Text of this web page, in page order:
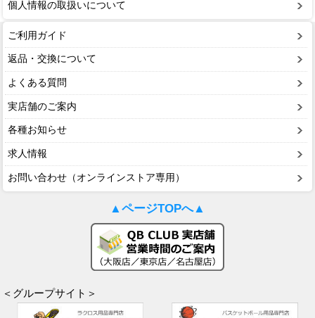
個人情報の取扱いについて
ご利用ガイド
返品・交換について
よくある質問
実店舗のご案内
各種お知らせ
求人情報
お問い合わせ（オンラインストア専用）
▲ページTOPへ▲
＜グループサイト＞